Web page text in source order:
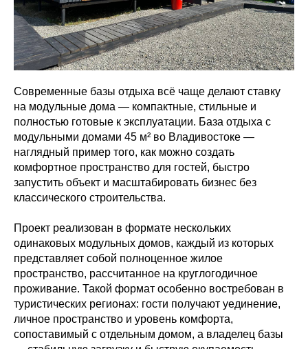
Современные базы отдыха всё чаще делают ставку
на модульные дома — компактные, стильные и
полностью готовые к эксплуатации. База отдыха с
модульными домами 45 м² во Владивостоке —
наглядный пример того, как можно создать
комфортное пространство для гостей, быстро
запустить объект и масштабировать бизнес без
классического строительства.
Проект реализован в формате нескольких
одинаковых модульных домов, каждый из которых
представляет собой полноценное жилое
пространство, рассчитанное на круглогодичное
проживание. Такой формат особенно востребован в
туристических регионах: гости получают уединение,
личное пространство и уровень комфорта,
сопоставимый с отдельным домом, а владелец базы